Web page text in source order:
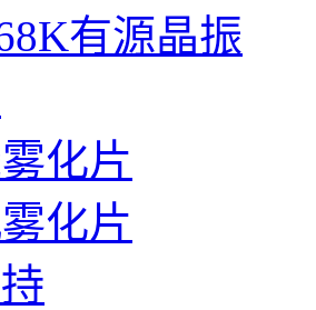
有源晶振
化片
化片